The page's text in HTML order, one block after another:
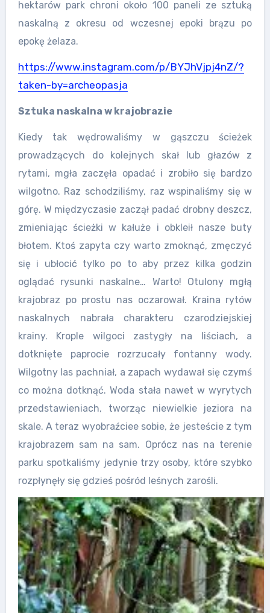
hektarów park chroni około 100 paneli ze sztuką
naskalną z okresu od wczesnej epoki brązu po
epokę żelaza.
https://www.instagram.com/p/BYJhVjpj4nZ/?
taken-by=archeopasja
Sztuka naskalna w krajobrazie
Kiedy tak wędrowaliśmy w gąszczu ścieżek
prowadzących do kolejnych skał lub głazów z
rytami, mgła zaczęła opadać i zrobiło się bardzo
wilgotno. Raz schodziliśmy, raz wspinaliśmy się w
górę. W międzyczasie zaczął padać drobny deszcz,
zmieniając ścieżki w kałuże i obkleił nasze buty
błotem. Ktoś zapyta czy warto zmoknąć, zmęczyć
się i ubłocić tylko po to aby przez kilka godzin
oglądać rysunki naskalne… Warto! Otulony mgłą
krajobraz po prostu nas oczarował. Kraina rytów
naskalnych nabrała charakteru czarodziejskiej
krainy. Krople wilgoci zastygły na liściach, a
dotknięte paprocie rozrzucały fontanny wody.
Wilgotny las pachniał, a zapach wydawał się czymś
co można dotknąć. Woda stała nawet w wyrytych
przedstawieniach, tworząc niewielkie jeziora na
skale. A teraz wyobraźciee sobie, że jesteście z tym
krajobrazem sam na sam. Oprócz nas na terenie
parku spotkaliśmy jedynie trzy osoby, które szybko
rozpłynęły się gdzieś pośród leśnych zarośli.